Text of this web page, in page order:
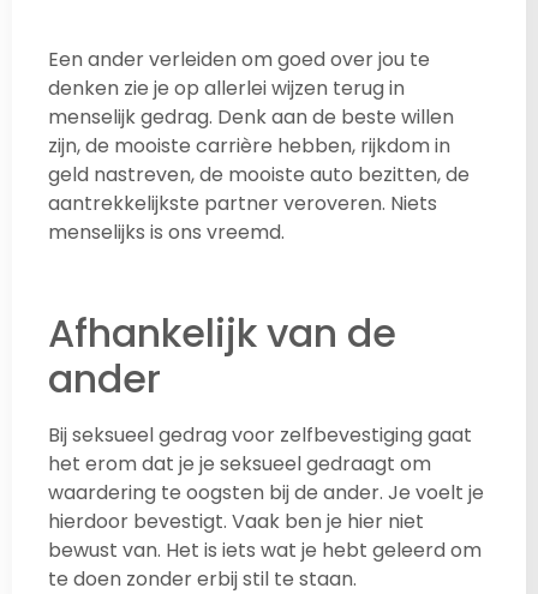
Een ander verleiden om goed over jou te
denken zie je op allerlei wijzen terug in
menselijk gedrag. Denk aan de beste willen
zijn, de mooiste carrière hebben, rijkdom in
geld nastreven, de mooiste auto bezitten, de
aantrekkelijkste partner veroveren. Niets
menselijks is ons vreemd.
Afhankelijk van de
ander
Bij seksueel gedrag voor zelfbevestiging gaat
het erom dat je je seksueel gedraagt om
waardering te oogsten bij de ander. Je voelt je
hierdoor bevestigt. Vaak ben je hier niet
bewust van. Het is iets wat je hebt geleerd om
te doen zonder erbij stil te staan.